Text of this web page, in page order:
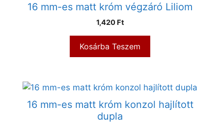
16 mm-es matt króm végzáró Liliom
1,420 Ft
Kosárba Teszem
16 mm-es matt króm konzol hajlított
dupla